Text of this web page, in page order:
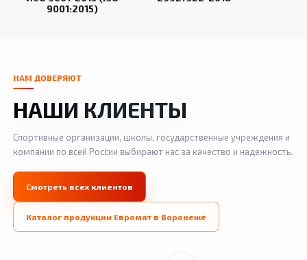
9001:2015)
НАМ ДОВЕРЯЮТ
НАШИ КЛИЕНТЫ
Спортивные организации, школы, государственные учреждения и
компании по всей России выбирают нас за качество и надежность.
Смотреть всех клиентов
Каталог продукции Евромат в Воронеже